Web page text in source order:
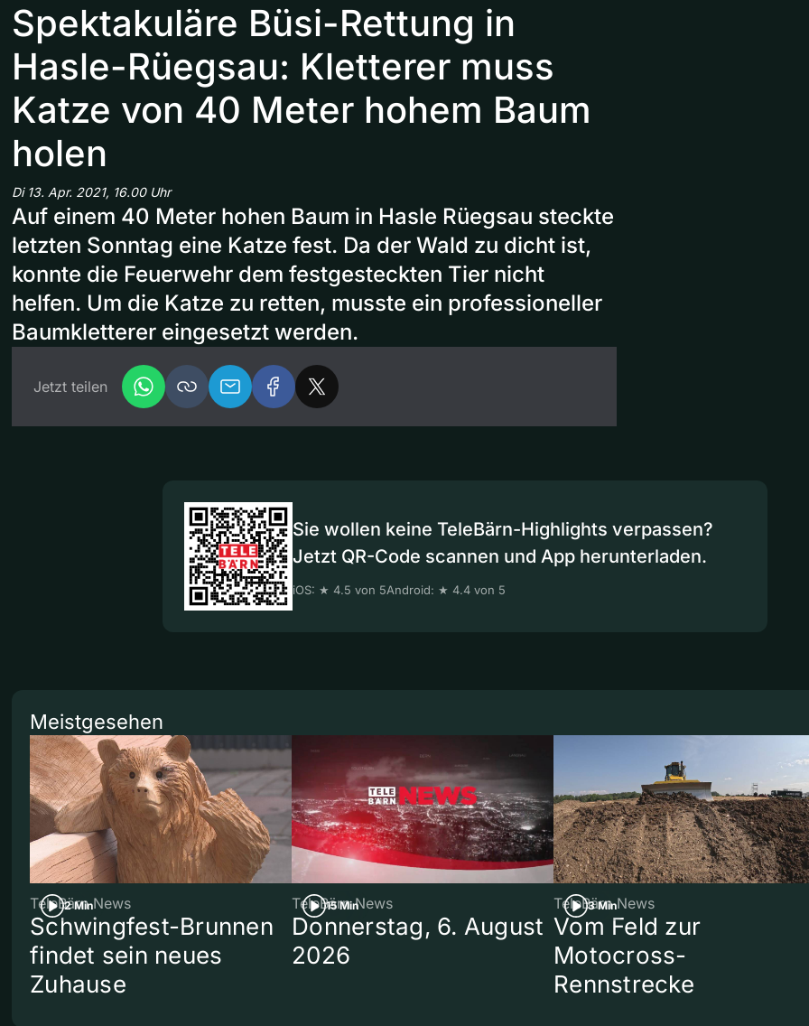
Spektakuläre Büsi-Rettung in
Hasle-Rüegsau: Kletterer muss
Katze von 40 Meter hohem Baum
holen
Di 13. Apr. 2021, 16.00 Uhr
Auf einem 40 Meter hohen Baum in Hasle Rüegsau steckte
letzten Sonntag eine Katze fest. Da der Wald zu dicht ist,
konnte die Feuerwehr dem festgesteckten Tier nicht
helfen. Um die Katze zu retten, musste ein professioneller
Baumkletterer eingesetzt werden.
Jetzt teilen
Sie wollen keine TeleBärn-Highlights verpassen?
Jetzt QR-Code scannen und App herunterladen.
iOS: ★ 4.5 von 5Android: ★ 4.4 von 5
Meistgesehen
2 Min
TeleBärn News
Schwingfest-Brunnen
findet sein neues
Zuhause
15 Min
TeleBärn News
Donnerstag, 6. August
2026
3 Min
TeleBärn News
Vom Feld zur
Motocross-
Rennstrecke